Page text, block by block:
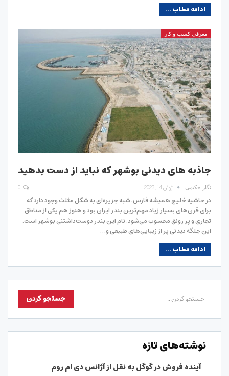
ادامه مطلب ...
معرفی کسب و کار
جاذبه های دیدنی بوشهر که نباید از دست بدهید
نگار حکیمی ژوئن 14, 2023
در حاشیه خلیج همیشه فارس، شبه جزیره‌ای به شکل مثلث وجود دارد که
برای قرن‌های بسیار زیاد مهم‌ترین بندر ایران بود و هنوز هم یکی از مناطق
تجاری و پر رونق محسوب می‌شود. نام این بندر دوست‌داشتنی بوشهر است.
این جلگه دیدنی پر از زیبایی‌های طبیعی و…
ادامه مطلب ...
نوشته‌های تازه
آینده فروش در گوگل به نقل از آژانس دی ام روم